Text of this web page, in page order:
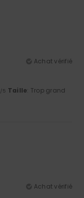
Achat vérifié
/5 Taille: Trop grand
Achat vérifié